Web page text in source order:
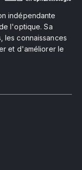
indépendante
l'optique. Sa
les connaissances
et d'améliorer le